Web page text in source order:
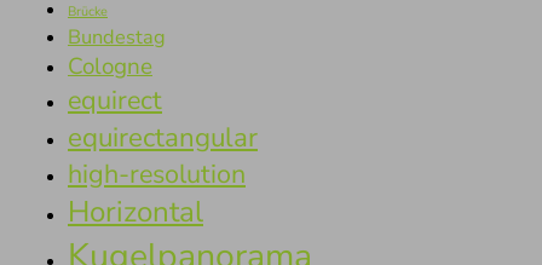
Brücke
Bundestag
Cologne
equirect
equirectangular
high-resolution
Horizontal